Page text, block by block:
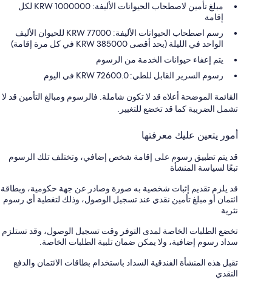
مبلغ تأمين لاصطحاب الحيوانات الأليفة: 1000000 KRW لكل
إقامة
رسم اصطحاب الحيوانات الأليفة: 77000 KRW للحيوان الأليف
الواحد في الليلة (بحد أقصى KRW 385000 في كل مرة إقامة)
يتم إعفاء حيوانات الخدمة من الرسوم
رسوم السرير القابل للطي: 72600.0 KRW في اليوم
القائمة الموضحة أعلاه قد لا تكون شاملة. فالرسوم ومبالغ التأمين قد لا
تشمل الضريبة كما قد تخضع للتغيير.
أمور يتعين عليك معرفتها
قد يتم تطبيق رسوم على إقامة شخص إضافي، وتختلف تلك الرسوم
تبعًا لسياسة المنشأة
قد يلزم تقديم إثبات شخصية به صورة وصادر عن جهة حكومية، وبطاقة
ائتمان أو مبلغ تأمين نقدي عند تسجيل الوصول، وذلك لتغطية أي رسوم
نثرية
تخضع الطلبات الخاصة لمدى التوفر وقت تسجيل الوصول، وقد تستلزم
سداد رسوم إضافية، ولا يمكن ضمان تلبية الطلبات الخاصة.
تقبل هذه المنشأة الفندقية السداد باستخدام بطاقات الائتمان والدفع
النقدي